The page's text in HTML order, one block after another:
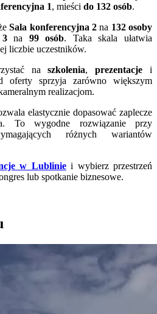
1, mieści do 132 osób.
Sala konferencyjna 2 na 132 osoby
na 99 osób. Taka skala ułatwia
liczbie uczestników.
naszkolenia,prezentacje i
oferty sprzyja zarówno większym
realizacjom.
elastycznie dopasować zaplecze
To wygodne rozwiązanie przy
różnych wariantów
w Lubliniei wybierz przestrzeń
lub spotkanie biznesowe.